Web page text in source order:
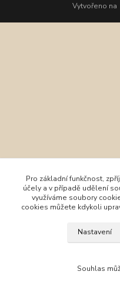
Vytvořeno na
Pro základní funkčnost,
účely a v případě udělení
využíváme soubory
cookies můžete kdykoli
Nastavení
Souhlas